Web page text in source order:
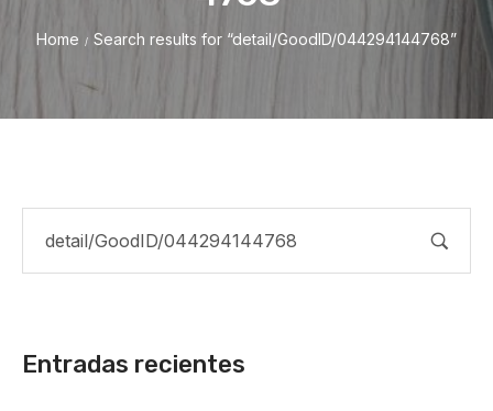
Home / Search results for “detail/GoodID/044294144768”
Entradas recientes